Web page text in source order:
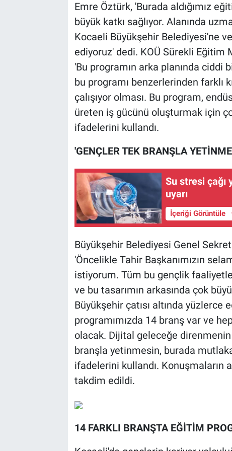
Emre Öztürk, 'Burada aldığımız
büyük katkı sağlıyor. Alanında
Kocaeli Büyükşehir Belediyesi'ne
ediyoruz' dedi. KOÜ Sürekli Eğitim
'Bu programın arka planında ciddi
bu programı benzerlerinden farklı
çalışıyor olması. Bu program,
üreten iş gücünü oluşturmak için
ifadelerini kullandı.
'GENÇLER TEK BRANŞLA
Su stresi çağı
uyarı
İçeriği Görüntüle
Büyükşehir Belediyesi Genel
'Öncelikle Tahir Başkanımızın
istiyorum. Tüm bu gençlik
ve bu tasarımın arkasında çok
Büyükşehir çatısı altında
programımızda 14 branş var ve
olacak. Dijital geleceğe
branşla yetinmesin, burada
ifadelerini kullandı. Konuşmaların
takdim edildi.
14 FARKLI BRANŞTA EĞİTİM